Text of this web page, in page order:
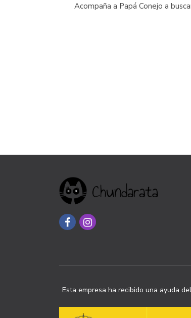
Acompaña a Papá Conejo a
Esta empresa ha recibido una ayuda